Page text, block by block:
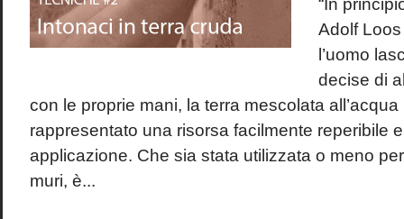
“In
Adolf
l’uomo
decise di
con le proprie mani, la terra mescolata
rappresentato una risorsa facilmente reperibile
applicazione. Che sia stata utilizzata o meno
muri, è...